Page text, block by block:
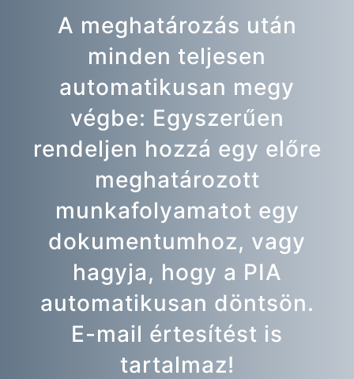
A meghatározás után
minden teljesen
automatikusan megy
végbe: Egyszerűen
rendeljen hozzá egy előre
meghatározott
munkafolyamatot egy
dokumentumhoz, vagy
hagyja, hogy a PIA
automatikusan döntsön.
E-mail értesítést is
tartalmaz!